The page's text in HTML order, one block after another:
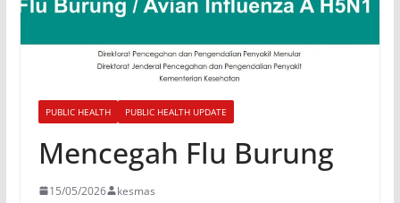
PUBLIC HEALTH PUBLIC HEALTH UPDATE
Mencegah Flu Burung
15/05/2026 kesmas